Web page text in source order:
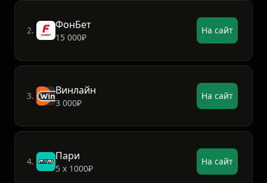
2. ФонБет
15 000₽
На сайт
3. Винлайн
3 000₽
На сайт
4. Пари
5 х 1000₽
На сайт